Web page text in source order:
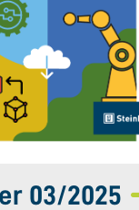
03/2025